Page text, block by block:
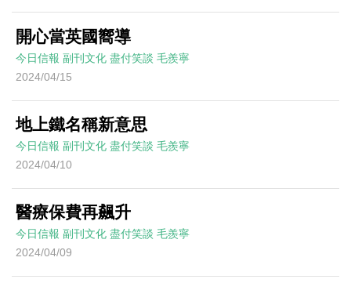
開心當英國嚮導
今日信報 副刊文化 盡付笑談 毛羨寧
2024/04/15
地上鐵名稱新意思
今日信報 副刊文化 盡付笑談 毛羨寧
2024/04/10
醫療保費再飆升
今日信報 副刊文化 盡付笑談 毛羨寧
2024/04/09